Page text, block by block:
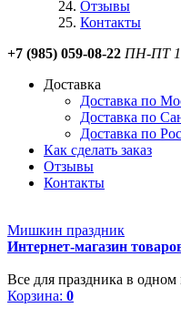
Отзывы
Контакты
+7 (985) 059-08-22 ПН-ПТ
Доставка
Доставка по
Доставка по
Доставка по
Как сделать заказ
Отзывы
Контакты
Мишкин праздник
Интернет-магазин
Все для праздника в одном
Корзина: 0